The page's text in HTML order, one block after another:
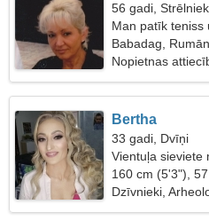
56 gadi,
Man patīk teniss
Babadag,
Nopietnas
Bertha
33 gadi, Dvīņi
Vientuļa sieviete
160 cm (5'3"),
Dzīvnieki,